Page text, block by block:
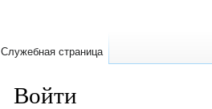
Войти
Служебная страница